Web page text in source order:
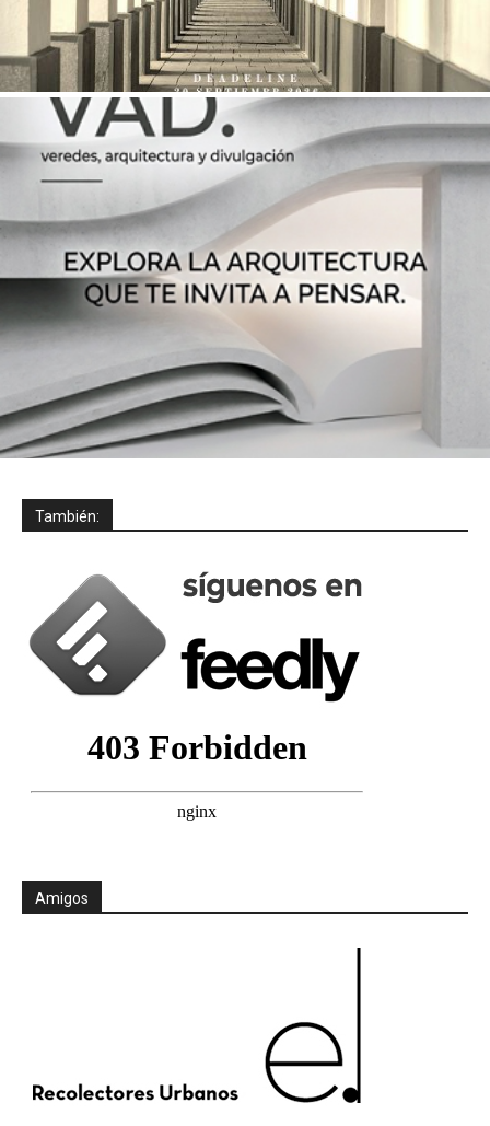
También:
Amigos